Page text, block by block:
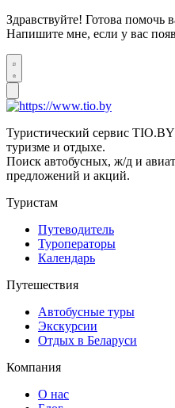
Здравствуйте! Готова помочь
Напишите мне, если у вас
Туристический сервис
туризме и отдыхе.
Поиск автобусных, ж/д и
предложений и акций.
Туристам
Путеводитель
Туроператоры
Календарь
Путешествия
Автобусные туры
Экскурсии
Отдых в Беларуси
Компания
О нас